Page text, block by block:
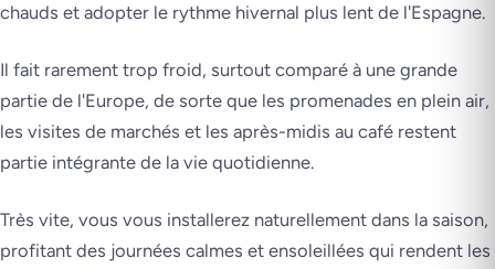
chauds et adopter le rythme hivernal plus lent de l'Espagne.
Il fait rarement trop froid, surtout comparé à une grande
partie de l'Europe, de sorte que les promenades en plein air,
les visites de marchés et les après-midis au café restent
partie intégrante de la vie quotidienne.
Très vite, vous vous installerez naturellement dans la saison,
profitant des journées calmes et ensoleillées qui rendent les